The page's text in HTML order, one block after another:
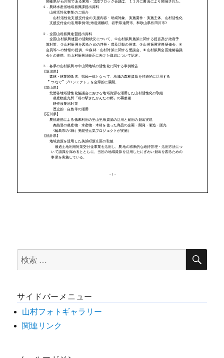
検
索
象:
検
サイドバーメニュー
山村フォトギャラリー
関連リンク